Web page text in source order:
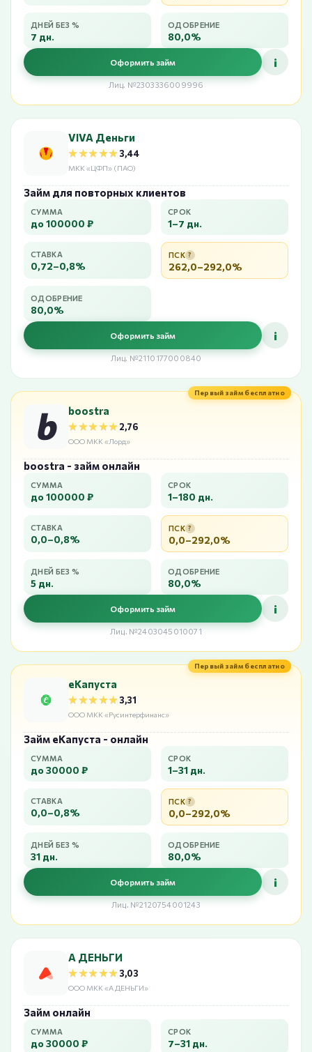
ДНЕЙ БЕЗ %
7 дн.
ОДОБРЕНИЕ
80,0%
Оформить займ i
Лиц. №2303336009996
VIVA Деньги
★★★★★
★★★★★3,44
МКК «ЦФП» (ПАО)
Займ для повторных клиентов
СУММА
до 100000 ₽
СРОК
1–7 дн.
СТАВКА
0,72–0,8%
ПСК ?
262,0–292,0%
ОДОБРЕНИЕ
80,0%
Оформить займ i
Лиц. №2110177000840
Первый займ бесплатно
boostra
★★★★★
★★★★★2,76
ООО МКК «Лорд»
boostra - займ онлайн
СУММА
до 100000 ₽
СРОК
1–180 дн.
СТАВКА
0,0–0,8%
ПСК ?
0,0–292,0%
ДНЕЙ БЕЗ %
5 дн.
ОДОБРЕНИЕ
80,0%
Оформить займ i
Лиц. №2403045010071
Первый займ бесплатно
еКапуста
★★★★★
★★★★★3,31
ООО МКК «Русинтерфинанс»
Займ еКапуста - онлайн
СУММА
до 30000 ₽
СРОК
1–31 дн.
СТАВКА
0,0–0,8%
ПСК ?
0,0–292,0%
ДНЕЙ БЕЗ %
31 дн.
ОДОБРЕНИЕ
80,0%
Оформить займ i
Лиц. №2120754001243
А ДЕНЬГИ
★★★★★
★★★★★3,03
ООО МКК «А ДЕНЬГИ»
Займ онлайн
СУММА
до 30000 ₽
СРОК
7–31 дн.